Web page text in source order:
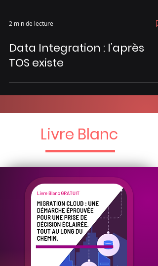
2 min de lecture
Data Integration : l’après
TOS existe
Livre Blanc